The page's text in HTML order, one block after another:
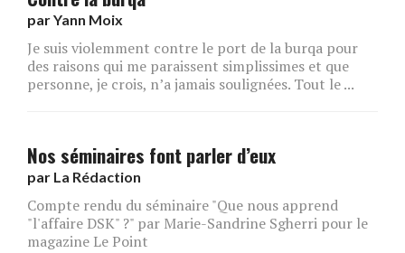
parYann Moix
Je suis violemment contre le port de la burqa pour
des raisons qui me paraissent simplissimes et que
personne, je crois, n’a jamais soulignées. Tout le ...
Nos séminaires font parler d’eux
par La Rédaction
Compte rendu du séminaire "Que nous apprend
"l'affaire DSK" ?" par Marie-Sandrine Sgherri pour le
magazine Le Point